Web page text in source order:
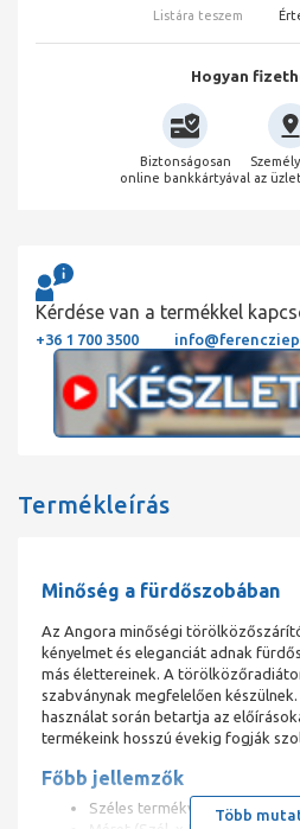
Listára teszem
Hogyan
Biztonságosan
online bankkártyával az
Kérdése van a termékkel
+36 1 700 3500
Termékleírás
Minőség a fürdőszobában
Az Angora minőségi
kényelmet és eleganciát adnak
más élettereinek. A
szabványnak megfelelően
használat során betartja az
termékeink hosszú évekig fogják
Főbb jellemzők
Széles termékválaszték
Több